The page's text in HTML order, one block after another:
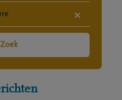
×
Zoek